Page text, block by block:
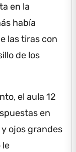
en la
había
las tiras con
de los
el aula 12
en
ojos grandes
le